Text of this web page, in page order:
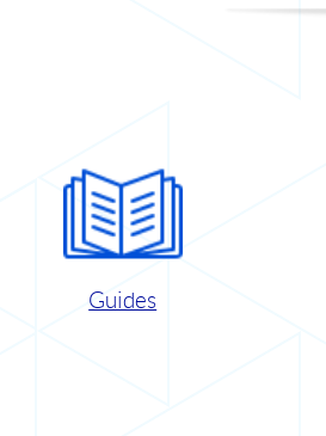
Guides